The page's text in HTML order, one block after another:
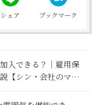
シェア ブックマーク
入できる？｜雇用保
【シン・会社のマナ